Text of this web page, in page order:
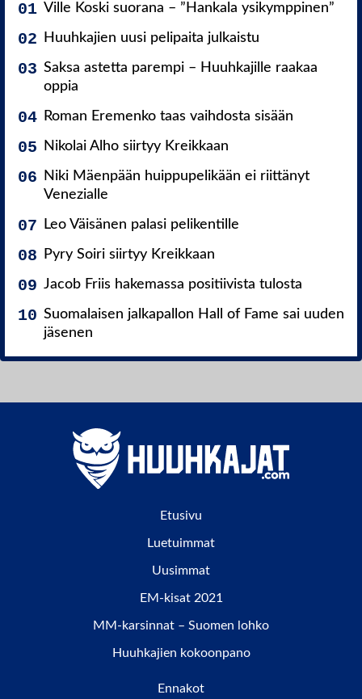
Ville Koski suorana – ”Hankala ysikymppinen”
Huuhkajien uusi pelipaita julkaistu
Saksa astetta parempi – Huuhkajille raakaa
oppia
Roman Eremenko taas vaihdosta sisään
Nikolai Alho siirtyy Kreikkaan
Niki Mäenpään huippupelikään ei riittänyt
Venezialle
Leo Väisänen palasi pelikentille
Pyry Soiri siirtyy Kreikkaan
Jacob Friis hakemassa positiivista tulosta
Suomalaisen jalkapallon Hall of Fame sai uuden
jäsenen
Etusivu
Luetuimmat
Uusimmat
EM-kisat 2021
MM-karsinnat – Suomen lohko
Huuhkajien kokoonpano
Ennakot